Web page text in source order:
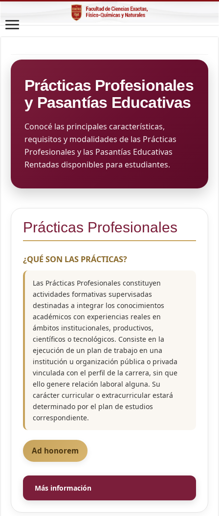
Prácticas Profesionales
y Pasantías Educativas
Conocé las principales características,
requisitos y modalidades de las Prácticas
Profesionales y las Pasantías Educativas
Rentadas disponibles para estudiantes.
Prácticas Profesionales
¿QUÉ SON LAS PRÁCTICAS?
Las Prácticas Profesionales constituyen
actividades formativas supervisadas
destinadas a integrar los conocimientos
académicos con experiencias reales en
ámbitos institucionales, productivos,
científicos o tecnológicos. Consiste en la
ejecución de un plan de trabajo en una
institución u organización pública o privada
vinculada con el perfil de la carrera, sin que
ello genere relación laboral alguna. Su
carácter curricular o extracurricular estará
determinado por el plan de estudios
correspondiente.
Ad honorem
Más información